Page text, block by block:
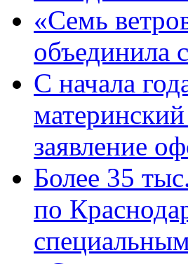
«Семь
объединила
С начала
заявление
Более 35
по